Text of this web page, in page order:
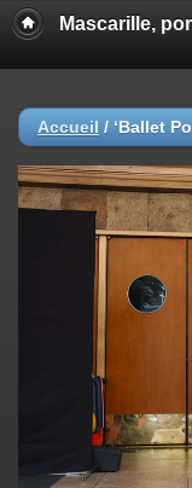
Mascarille,
Accueil / ‘Ballet